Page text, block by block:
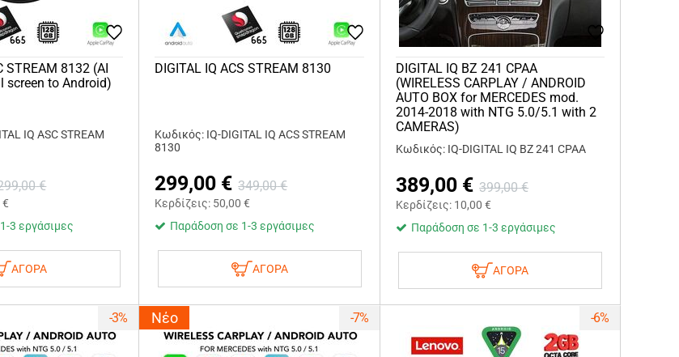
STREAM 8132 (AI
screen to Android)
IQ ASC STREAM
€
€
3 εργάσιμες
ΑΓΟΡΑ
DIGITAL IQ ACS STREAM 8130
Κωδικός: IQ-DIGITAL IQ ACS STREAM
8130
299,00 € 349,00 €
Κερδίζεις: 50,00 €
Παράδοση σε 1-3 εργάσιμες
ΑΓΟΡΑ
DIGITAL IQ BZ 241 CPAA
(WIRELESS CARPLAY / ANDROID
AUTO BOX for MERCEDES mod.
2014-2018 with NTG 5.0/5.1 with 2
CAMERAS)
Κωδικός: IQ-DIGITAL IQ BZ 241 CPAA
389,00 € 399,00 €
Κερδίζεις: 10,00 €
Παράδοση σε 1-3 εργάσιμες
ΑΓΟΡΑ
-3% Νέο -7% -6%